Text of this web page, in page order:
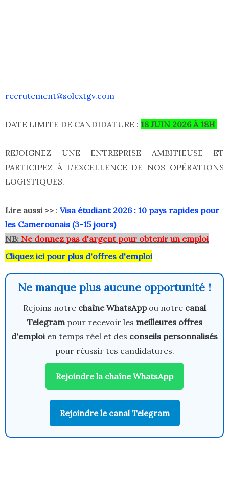
recrutement@solextgv.com
DATE LIMITE DE CANDIDATURE : 18 JUIN 2026 À 18H
REJOIGNEZ UNE ENTREPRISE AMBITIEUSE ET
PARTICIPEZ À L'EXCELLENCE DE NOS OPÉRATIONS
LOGISTIQUES.
Lire aussi >> : Visa étudiant 2026 : 10 pays rapides pour
les Camerounais (3-15 jours)
NB: Ne donnez pas d'argent pour obtenir un emploi
Cliquez ici pour plus d'offres d'emploi
Ne manque plus aucune opportunité !
Rejoins notre chaîne WhatsAppou notre canal
Telegrampour recevoir les meilleures offres
d'emploien temps réel et des conseils personnalisés
pour réussir tes candidatures.
Rejoindre la chaîne WhatsApp
Rejoindre le canal Telegram